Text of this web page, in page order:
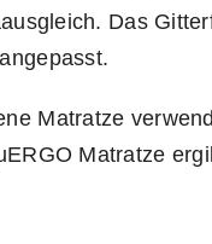
Das
Matratze
Matratze